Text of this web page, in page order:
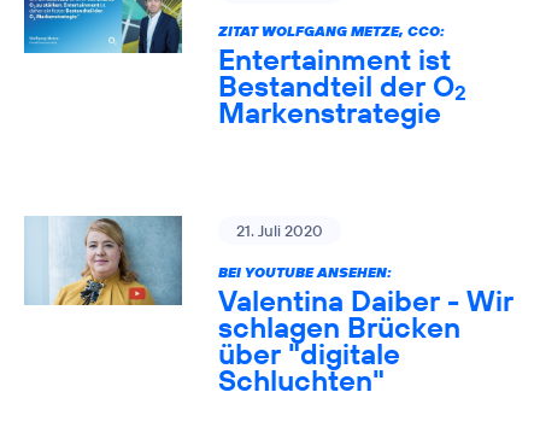
ZITAT WOLFGANG METZE, CCO:
Entertainment ist
Bestandteil der O2
Markenstrategie
21. Juli 2020
BEI YOUTUBE ANSEHEN:
Valentina Daiber - Wir
schlagen Brücken
über "digitale
Schluchten"